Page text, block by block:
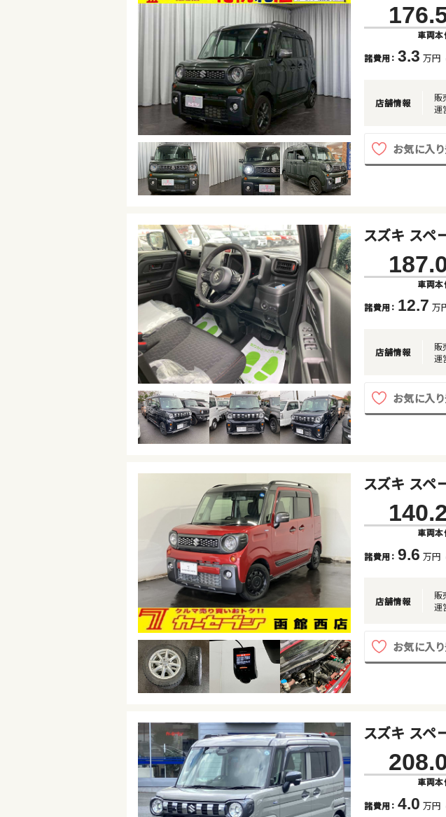
車両
諸費用： 3.3 万円
店舗情報
販
運
お気に入
スズキ ス
車両
諸費用： 12.7 万
店舗情報
販
運
お気に入
スズキ ス
車両
諸費用： 9.6 万円
店舗情報
販
運
お気に入
スズキ ス
車両
諸費用： 4.0 万円